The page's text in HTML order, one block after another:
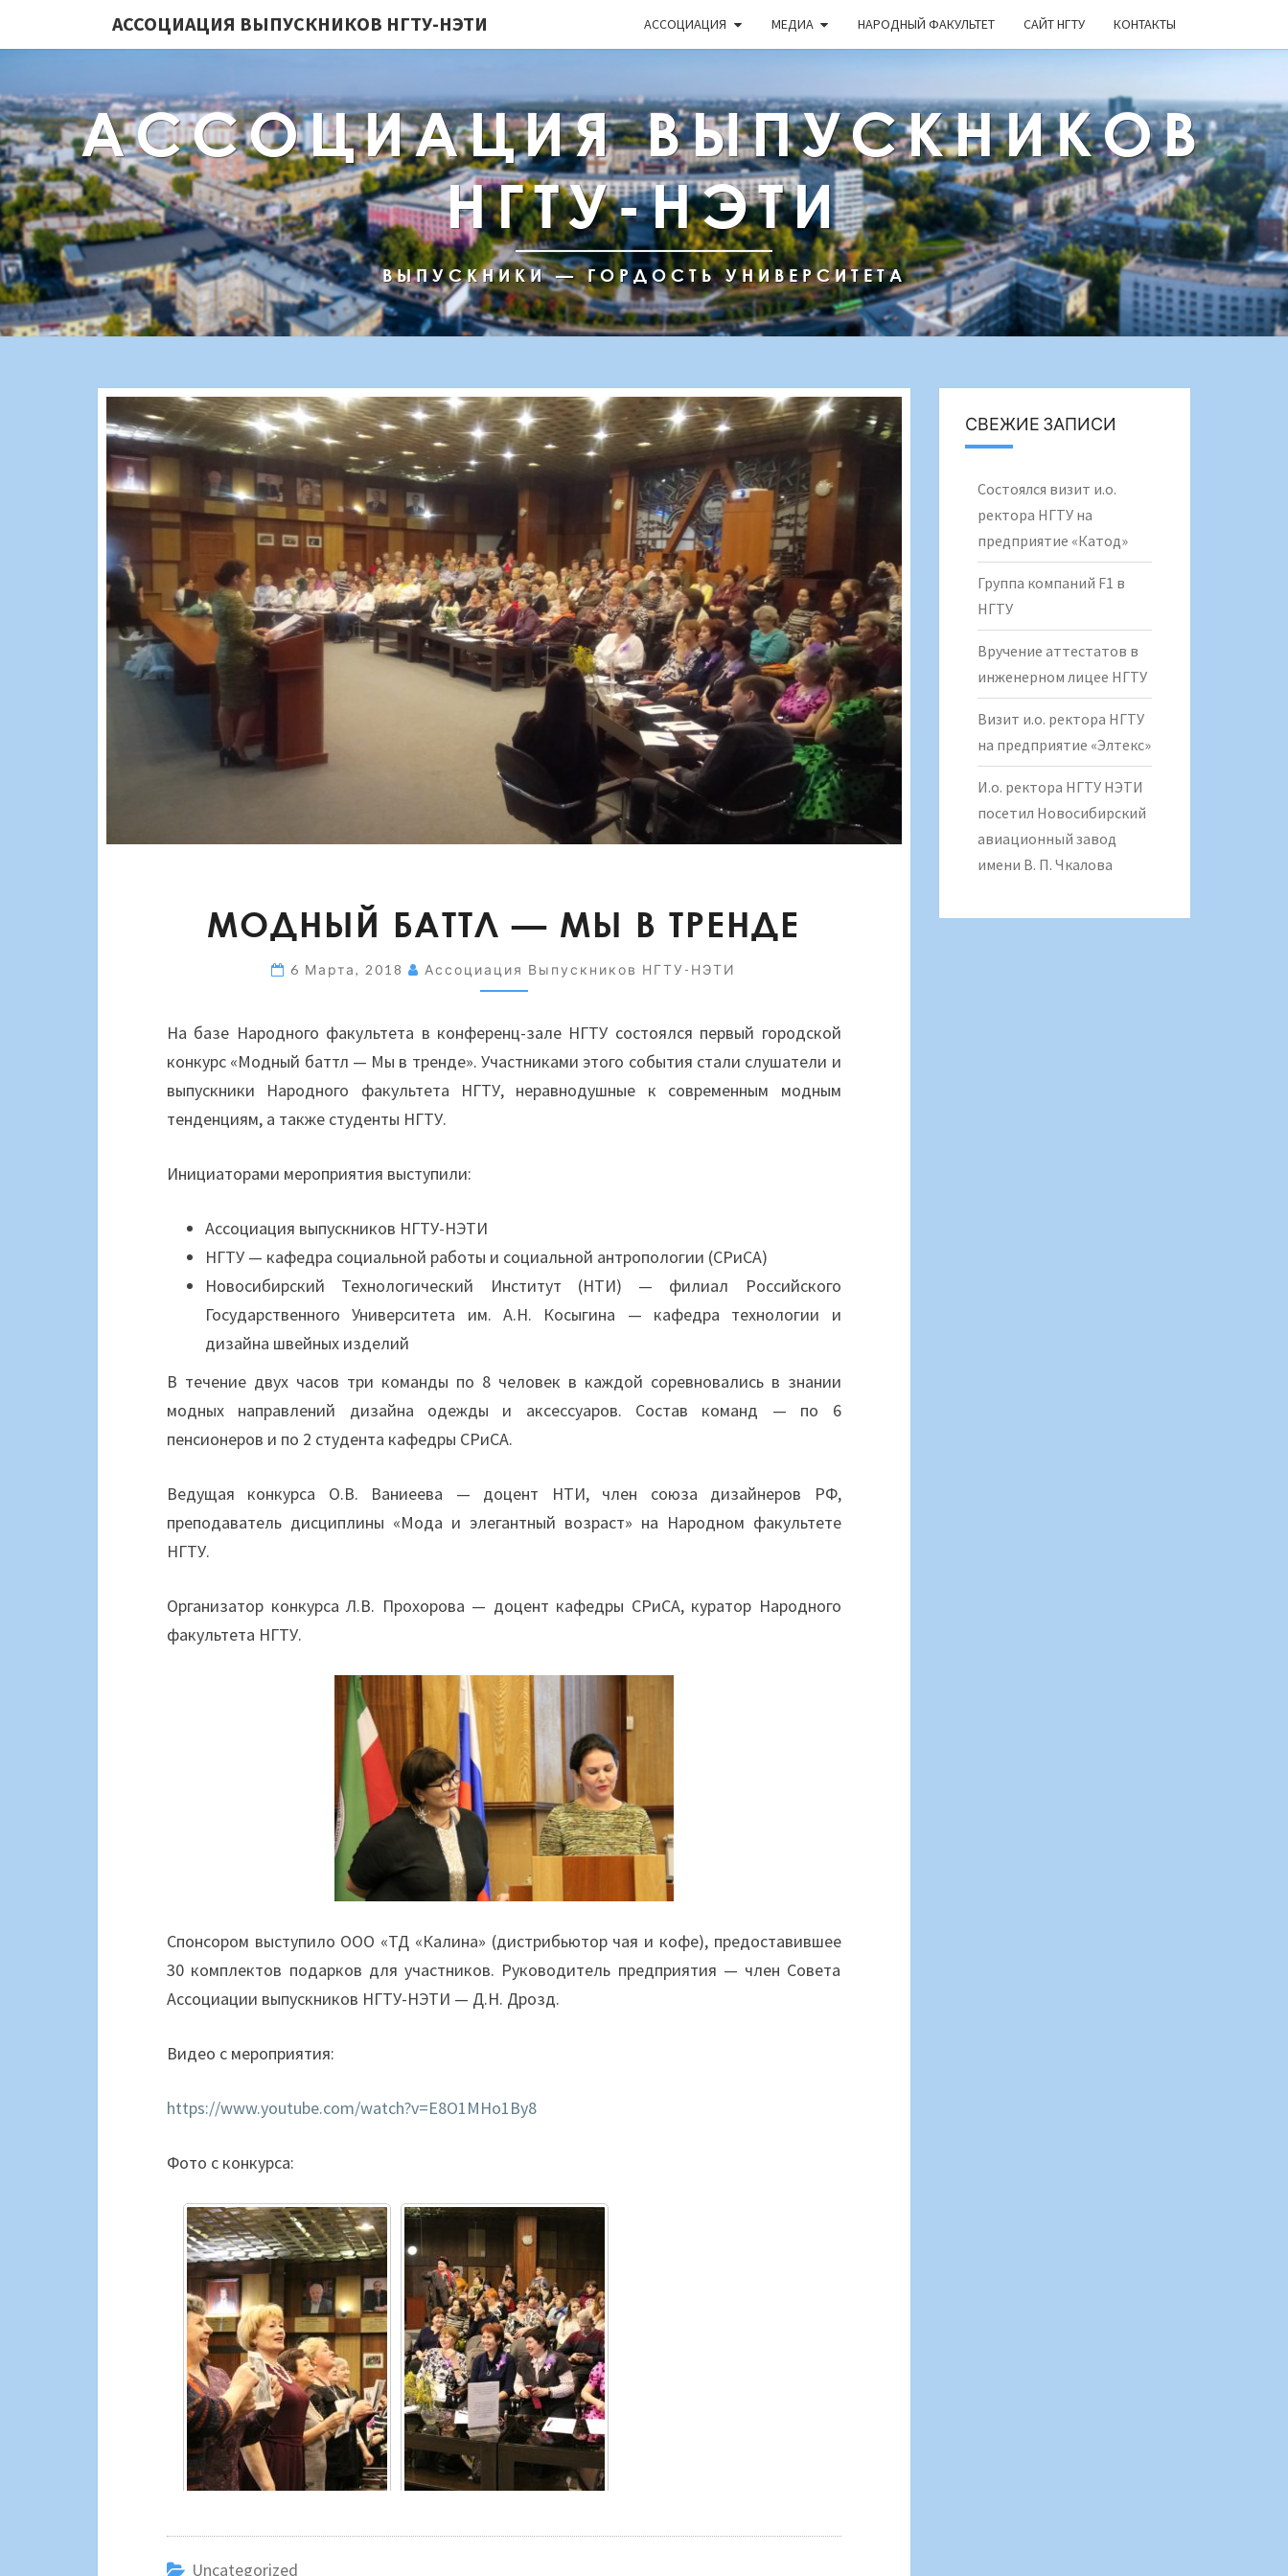
АССОЦИАЦИЯ ВЫПУСКНИКОВ НГТУ-НЭТИ АССОЦИАЦИЯ МЕДИА НАРОДНЫЙ ФАКУЛЬТЕТ САЙТ НГТУ КОНТАКТЫ
АССОЦИАЦИЯ ВЫПУСКНИКОВ
НГТУ-НЭТИ
ВЫПУСКНИКИ — ГОРДОСТЬ УНИВЕРСИТЕТА
БАТТЛ
ТРЕНДЕ
МОДНЫЙ БАТТЛ — МЫ В ТРЕНДЕ
6 Марта, 2018 Ассоциация Выпускников НГТУ-НЭТИ
На базе Народного факультета в конференц-зале НГТУ состоялся первый городской
конкурс «Модный баттл — Мы в тренде». Участниками этого события стали слушатели и
выпускники Народного факультета НГТУ, неравнодушные к современным модным
тенденциям, а также студенты НГТУ.
Инициаторами мероприятия выступили:
Ассоциация выпускников НГТУ-НЭТИ
НГТУ — кафедра социальной работы и социальной антропологии (СРиСА)
Новосибирский Технологический Институт (НТИ) — филиал Российского
Государственного Университета им. А.Н. Косыгина — кафедра технологии и
дизайна швейных изделий
В течение двух часов три команды по 8 человек в каждой соревновались в знании
модных направлений дизайна одежды и аксессуаров. Состав команд — по 6
пенсионеров и по 2 студента кафедры СРиСА.
Ведущая конкурса О.В. Ваниеева — доцент НТИ, член союза дизайнеров РФ,
преподаватель дисциплины «Мода и элегантный возраст» на Народном факультете
НГТУ.
Организатор конкурса Л.В. Прохорова — доцент кафедры СРиСА, куратор Народного
факультета НГТУ.
Спонсором выступило ООО «ТД «Калина» (дистрибьютор чая и кофе), предоставившее
30 комплектов подарков для участников. Руководитель предприятия — член Совета
Ассоциации выпускников НГТУ-НЭТИ — Д.Н. Дрозд.
Видео с мероприятия:
https://www.youtube.com/watch?v=E8O1MHo1By8
Фото с конкурса:
Uncategorized
СВЕЖИЕ ЗАПИСИ
Состоялся визит и.о.
ректора НГТУ на
предприятие «Катод»
Группа компаний F1 в
НГТУ
Вручение аттестатов в
инженерном лицее НГТУ
Визит и.о. ректора НГТУ
на предприятие «Элтекс»
И.о. ректора НГТУ НЭТИ
посетил Новосибирский
авиационный завод
имени В. П. Чкалова